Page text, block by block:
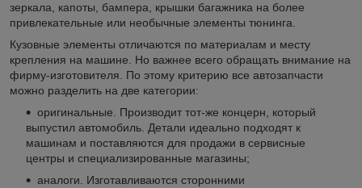
зеркала, капоты, бампера, крышки багажника на более
привлекательные или необычные элементы тюнинга.
Кузовные элементы отличаются по материалам и месту
крепления на машине. Но важнее всего обращать внимание на
фирму-изготовителя. По этому критерию все автозапчасти
можно разделить на две категории:
оригинальные. Производит тот-же концерн, который
выпустил автомобиль. Детали идеально подходят к
машинам и поставляются для продажи в сервисные
центры и специализированные магазины;
аналоги. Изготавливаются сторонними